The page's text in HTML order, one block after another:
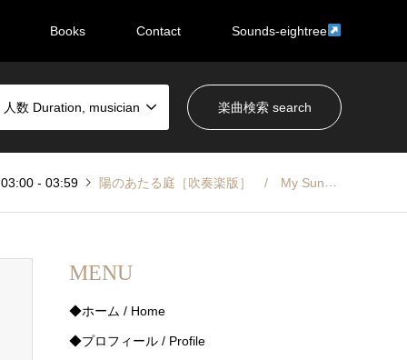
Books Contact Sounds-eightree
人数 Duration, musician
- 03:59 陽のあたる庭［吹奏楽版］ / My Sunny Garden
MENU
◆ホーム / Home
◆プロフィール / Profile